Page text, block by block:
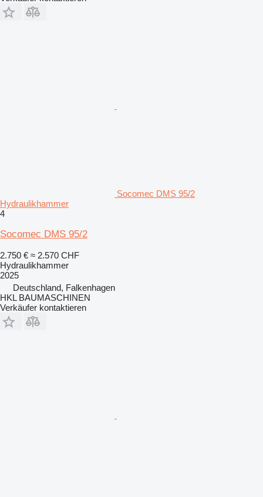
Socomec DMS 95/2
Hydraulikhammer
4
Socomec DMS 95/2
2.750 € ≈ 2.570 CHF
Hydraulikhammer
2025
Deutschland, Falkenhagen
HKL BAUMASCHINEN
Verkäufer kontaktieren